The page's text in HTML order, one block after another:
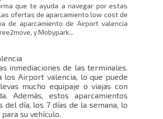
que te ayuda a navegar por estas
ofertas de aparcamiento low cost de
de aparcamiento de Airport valencia
y Mobypark...
inmediaciones de las terminales.
los Airport valencia, lo que puede
mucho equipaje o viajas con
Además, estos aparcamientos
día, los 7 días de la semana, lo
su vehículo.